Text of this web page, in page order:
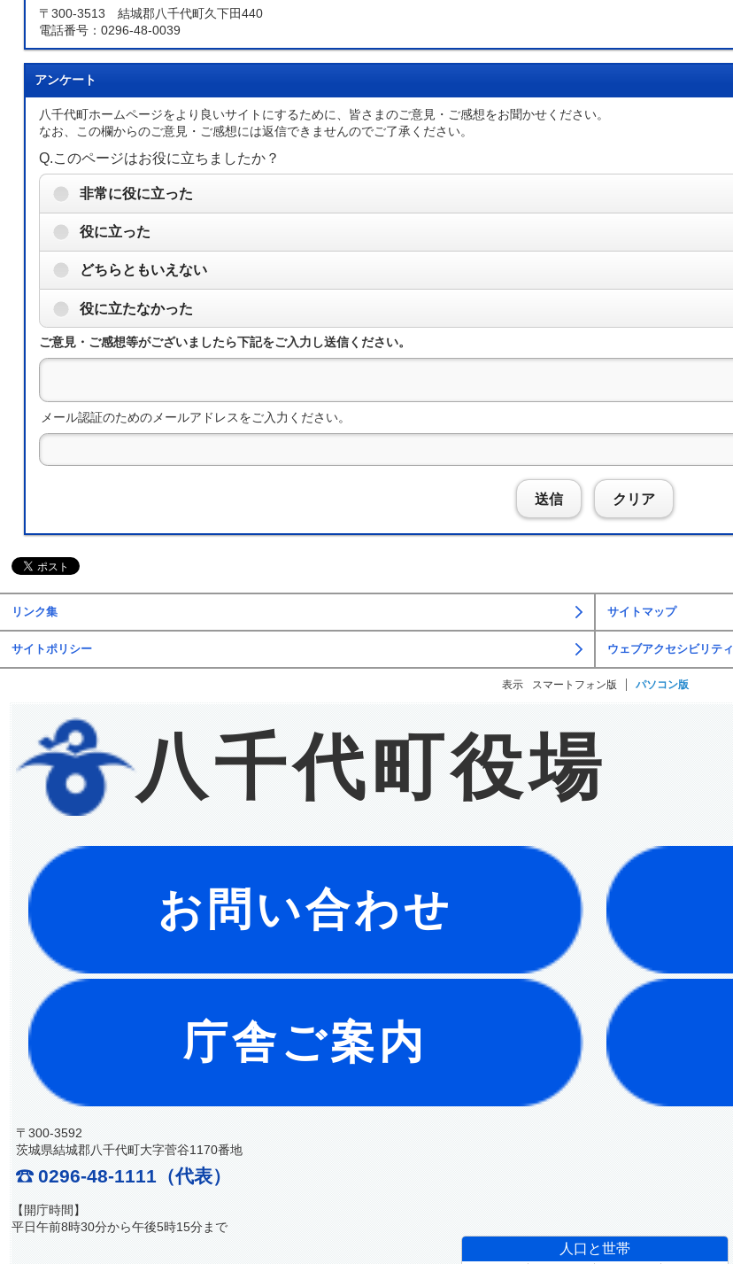
〒300-3513 結城郡八千代町久下田440
電話番号：0296-48-0039
アンケート
八千代町ホームページをより良いサイトにするために、皆さまのご意見・ご感想をお聞かせください。
なお、この欄からのご意見・ご感想には返信できませんのでご了承ください。
Q.このページはお役に立ちましたか？
非常に役に立った
役に立った
どちらともいえない
役に立たなかった
ご意見・ご感想等がございましたら下記をご入力し送信ください。
メール認証のためのメールアドレスをご入力ください。
送信 クリア
リンク集 サイトマップ
サイトポリシー ウェブアクセシビリティ
表示 スマートフォン版 パソコン版
八千代町役場
お問い合わせ
庁舎ご案内
〒300-3592
茨城県結城郡八千代町大字菅谷1170番地
0296-48-1111（代表）
【開庁時間】
平日午前8時30分から午後5時15分まで